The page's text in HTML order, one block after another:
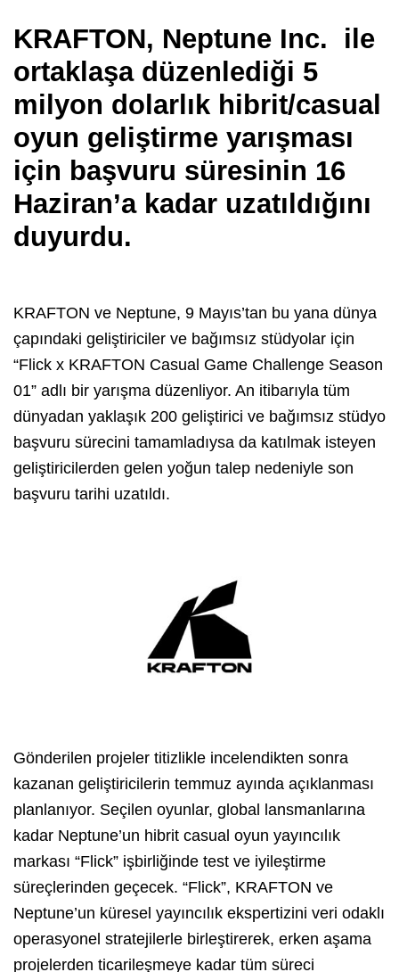
KRAFTON, Neptune Inc. ile
ortaklaşa düzenlediği 5
milyon dolarlık hibrit/casual
oyun geliştirme yarışması
için başvuru süresinin 16
Haziran’a kadar uzatıldığını
duyurdu.
KRAFTON ve Neptune, 9 Mayıs’tan bu yana dünya
çapındaki geliştiriciler ve bağımsız stüdyolar için
“Flick x KRAFTON Casual Game Challenge Season
01” adlı bir yarışma düzenliyor. An itibarıyla tüm
dünyadan yaklaşık 200 geliştirici ve bağımsız stüdyo
başvuru sürecini tamamladıysa da katılmak isteyen
geliştiricilerden gelen yoğun talep nedeniyle son
başvuru tarihi uzatıldı.
Gönderilen projeler titizlikle incelendikten sonra
kazanan geliştiricilerin temmuz ayında açıklanması
planlanıyor. Seçilen oyunlar, global lansmanlarına
kadar Neptune’un hibrit casual oyun yayıncılık
markası “Flick” işbirliğinde test ve iyileştirme
süreçlerinden geçecek. “Flick”, KRAFTON ve
Neptune’un küresel yayıncılık ekspertizini veri odaklı
operasyonel stratejilerle birleştirerek, erken aşama
projelerden ticarileşmeye kadar tüm süreci